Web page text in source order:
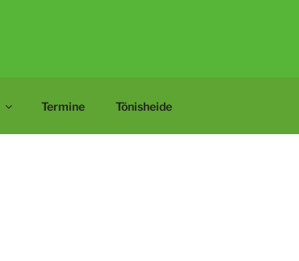
Termine Tönisheide